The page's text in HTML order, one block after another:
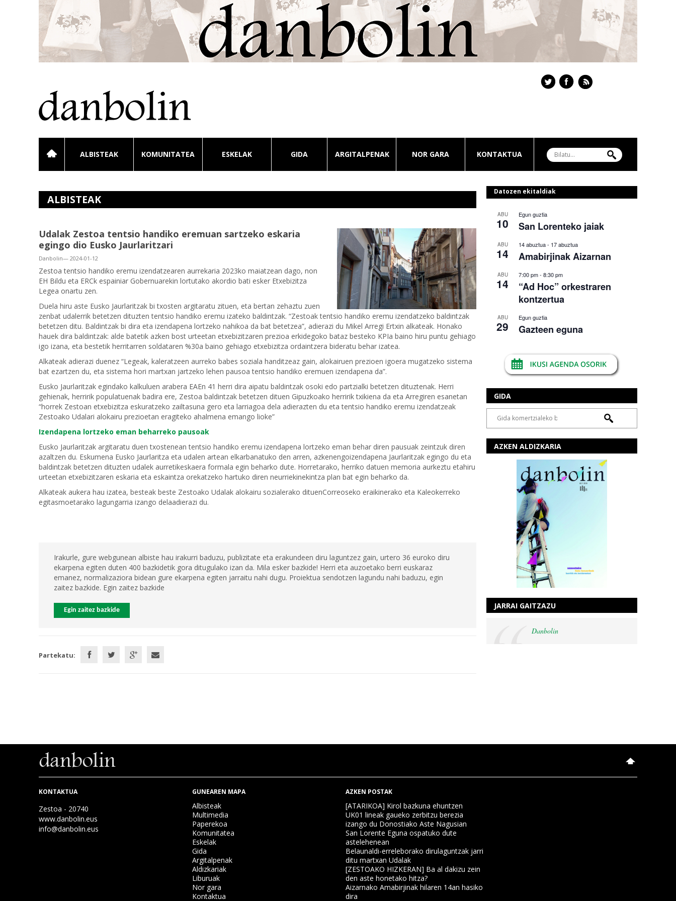
ALBISTEAK KOMUNITATEA ESKELAK GIDA ARGITALPENAK NOR GARA KONTAKTUA
ALBISTEAK
Udalak Zestoa tentsio handiko eremuan sartzeko eskaria
egingo dio Eusko Jaurlaritzari
Danbolin— 2024-01-12
Zestoa tentsio handiko eremu izendatzearen aurrekaria 2023ko maiatzean dago, non
EH Bildu eta ERCk espainiar Gobernuarekin lortutako akordio bati esker Etxebizitza
Legea onartu zen.
Duela hiru aste Eusko Jaurlaritzak bi txosten argitaratu zituen, eta bertan zehaztu zuen
zenbat udalerrik betetzen dituzten tentsio handiko eremu izateko baldintzak. “Zestoak tentsio handiko eremu izendatzeko baldintzak
betetzen ditu. Baldintzak bi dira eta izendapena lortzeko nahikoa da bat betetzea”, adierazi du Mikel Arregi Ertxin alkateak. Honako
hauek dira baldintzak: alde batetik azken bost urteetan etxebizitzaren prezioa erkidegoko bataz besteko KPIa baino hiru puntu gehiago
igo izana, eta bestetik herritarren soldataren %30a baino gehiago etxebizitza ordaintzera bideratu behar izatea.
Alkateak adierazi duenez “Legeak, kaleratzeen aurreko babes soziala handitzeaz gain, alokairuen prezioen igoera mugatzeko sistema
bat ezartzen du, eta sistema hori martxan jartzeko lehen pausoa tentsio handiko eremuen izendapena da”.
Eusko Jaurlaritzak egindako kalkuluen arabera EAEn 41 herri dira aipatu baldintzak osoki edo partzialki betetzen dituztenak. Herri
gehienak, herririk populatuenak badira ere, Zestoa baldintzak betetzen dituen Gipuzkoako herririk txikiena da eta Arregiren esanetan
“horrek Zestoan etxebizitza eskuratzeko zailtasuna gero eta larriagoa dela adierazten du eta tentsio handiko eremu izendatzeak
Zestoako Udalari alokairu prezioetan eragiteko ahalmena emango lioke”
Izendapena lortzeko eman beharreko pausoak
Eusko Jaurlaritzak argitaratu duen txostenean tentsio handiko eremu izendapena lortzeko eman behar diren pausuak zeintzuk diren
azaltzen du. Eskumena Eusko Jaurlaritza eta udalen artean elkarbanatuko den arren, azkenengoizendapena Jaurlaritzak egingo du eta
baldintzak betetzen dituzten udalek aurretikeskaera formala egin beharko dute. Horretarako, herriko datuen memoria aurkeztu etahiru
urteetan etxebizitzaren eskaria eta eskaintza orekatzeko hartuko diren neurriekinekintza plan bat egin beharko da.
Alkateak aukera hau izatea, besteak beste Zestoako Udalak alokairu sozialerako dituenCorreoseko eraikinerako eta Kaleokerreko
egitasmoetarako lagungarria izango delaadierazi du.
Irakurle, gure webgunean albiste hau irakurri baduzu, publizitate eta erakundeen diru laguntzez gain, urtero 36 euroko diru
ekarpena egiten duten 400 bazkidetik gora ditugulako izan da. Mila esker bazkide! Herri eta auzoetako berri euskaraz
emanez, normalizaziora bidean gure ekarpena egiten jarraitu nahi dugu. Proiektua sendotzen lagundu nahi baduzu, egin
zaitez bazkide. Egin zaitez bazkide
Egin zaitez bazkide
Partekatu:
Datozen ekitaldiak
ABU
10
Egun guztia
San Lorenteko jaiak
ABU
14
14 abuztua- 17 abuztua
Amabirjinak Aizarnan
ABU
14
7:00 pm- 8:30 pm
“Ad Hoc” orkestraren
kontzertua
ABU
29
Egun guztia
Gazteen eguna
GIDA
AZKEN ALDIZKARIA
JARRAI GAITZAZU
Danbolin
KONTAKTUA
Zestoa - 20740
www.danbolin.eus
info@danbolin.eus
GUNEAREN MAPA
Albisteak
Multimedia
Paperekoa
Komunitatea
Eskelak
Gida
Argitalpenak
Aldizkariak
Liburuak
Nor gara
Kontaktua
AZKEN POSTAK
[ATARIKOA] Kirol bazkuna ehuntzen
UK01 lineak gaueko zerbitzu berezia
izango du Donostiako Aste Nagusian
San Lorente Eguna ospatuko dute
astelehenean
Belaunaldi-erreleborako dirulaguntzak jarri
ditu martxan Udalak
[ZESTOAKO HIZKERAN] Ba al dakizu zein
den aste honetako hitza?
Aizarnako Amabirjinak hilaren 14an hasiko
dira